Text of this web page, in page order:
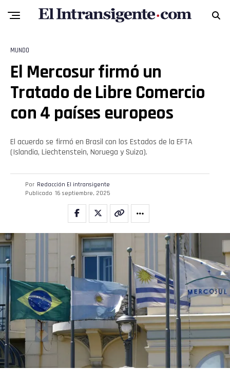
MUNDO
El Mercosur firmó un
Tratado de Libre Comercio
con 4 países europeos
El acuerdo se firmó en Brasil con los Estados de la EFTA
(Islandia, Liechtenstein, Noruega y Suiza).
Por Redacción El intransigente
Publicado 16 septiembre, 2025
Flipboard
Reddit
Pinterest
Whatsapp